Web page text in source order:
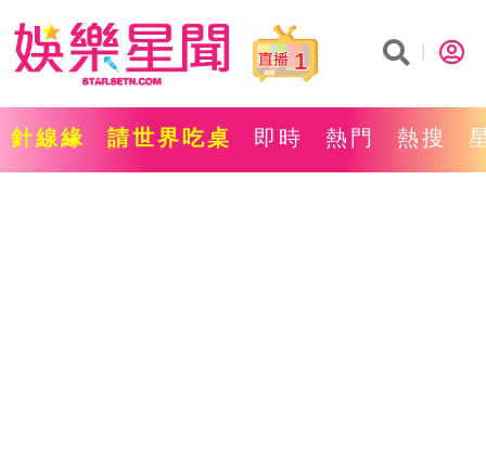
1
針線緣 請世界吃桌 即時 熱門 熱搜